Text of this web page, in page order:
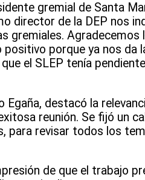
gremial de Santa
director de la DEP nos
gremiales. Agradecemos
porque ya nos da
el SLEP tenía
Egaña, destacó la
reunión. Se fijó un
para revisar todos los
de que el trabajo